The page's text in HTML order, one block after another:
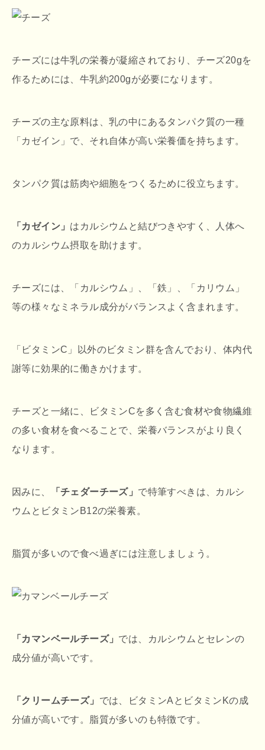
チーズには牛乳の栄養が凝縮されており、チーズ20gを
作るためには、牛乳約200gが必要になります。
チーズの主な原料は、乳の中にあるタンパク質の一種
「カゼイン」で、それ自体が高い栄養価を持ちます。
タンパク質は筋肉や細胞をつくるために役立ちます。
「カゼイン」 はカルシウムと結びつきやすく、人体へ
のカルシウム摂取を助けます。
チーズには、「カルシウム」、「鉄」、「カリウム」
等の様々なミネラル成分がバランスよく含まれます。
「ビタミンC」以外のビタミン群を含んでおり、体内代
謝等に効果的に働きかけます。
チーズと一緒に、ビタミンCを多く含む食材や食物繊維
の多い食材を食べることで、栄養バランスがより良く
なります。
因みに、 「チェダーチーズ」 で特筆すべきは、カルシ
ウムとビタミンB12の栄養素。
脂質が多いので食べ過ぎには注意しましょう。
「カマンベールチーズ」 では、カルシウムとセレンの
成分値が高いです。
「クリームチーズ」 では、ビタミンAとビタミンKの成
分値が高いです。脂質が多いのも特徴です。